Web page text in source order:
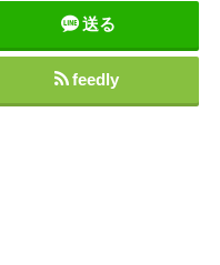
送る
feedly